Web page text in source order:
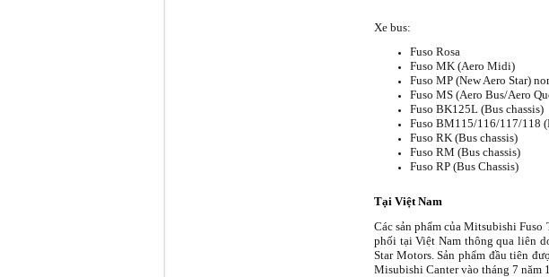
Xe bus:
Fuso Rosa
Fuso MK (Aero Midi)
Fuso MP (New Aero Star)
Fuso MS (Aero Bus/Aero
Fuso BK125L (Bus chassis)
Fuso BM115/116/117/118
Fuso RK (Bus chassis)
Fuso RM (Bus chassis)
Fuso RP (Bus Chassis)
Tại Việt Nam
Các sản phẩm của Mitsubishi
phối tại Việt Nam thông qua liên
Star Motors. Sản phẩm đầu tiên
Misubishi Canter vào tháng 7 năm